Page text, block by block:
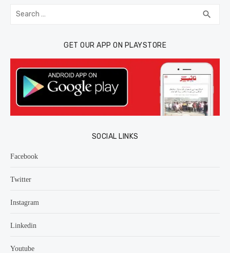
Search
for: search
GET OUR APP ON PLAYSTORE
SOCIAL LINKS
Facebook
Twitter
Instagram
Linkedin
Youtube